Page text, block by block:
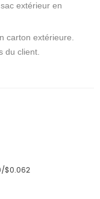
extérieur en
carton extérieure.
du client.
$0.062